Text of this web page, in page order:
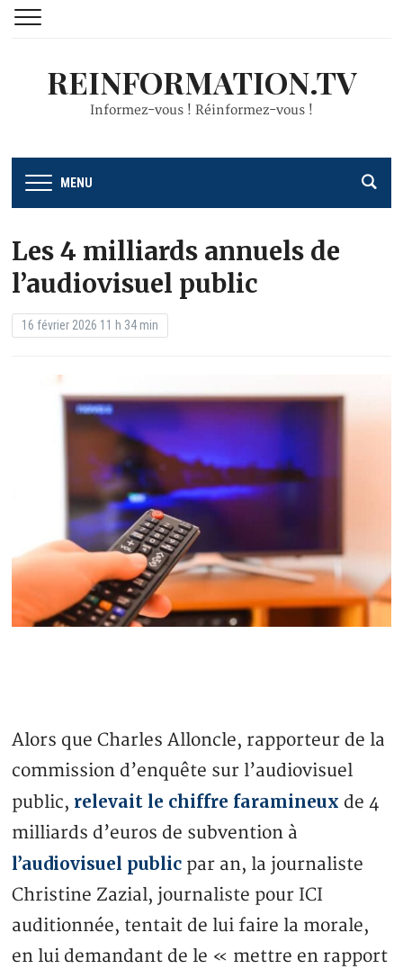
REINFORMATION.TV
Informez-vous ! Réinformez-vous !
MENU
Les 4 milliards annuels de
l’audiovisuel public
16 février 2026 11 h 34 min
Alors que Charles Alloncle, rapporteur de la
commission d’enquête sur l’audiovisuel
public, relevait le chiffre faramineux de 4
milliards d’euros de subvention à
l’audiovisuel public par an, la journaliste
Christine Zazial, journaliste pour ICI
auditionnée, tentait de lui faire la morale,
en lui demandant de le « mettre en rapport